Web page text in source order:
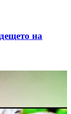
на